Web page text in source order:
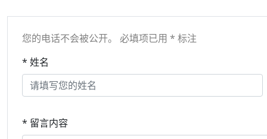
您的电话不会被公开。 必填项已用 * 标注
* 姓名
* 留言内容